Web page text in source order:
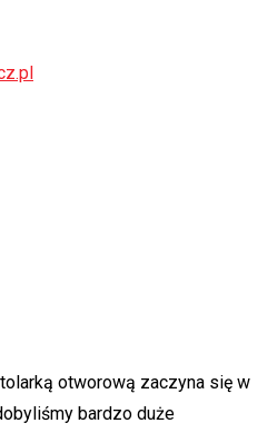
otworową zaczyna się w
bardzo duże